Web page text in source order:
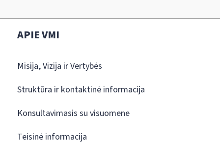
APIE VMI
Misija, Vizija ir Vertybės
Struktūra ir kontaktinė informacija
Konsultavimasis su visuomene
Teisinė informacija